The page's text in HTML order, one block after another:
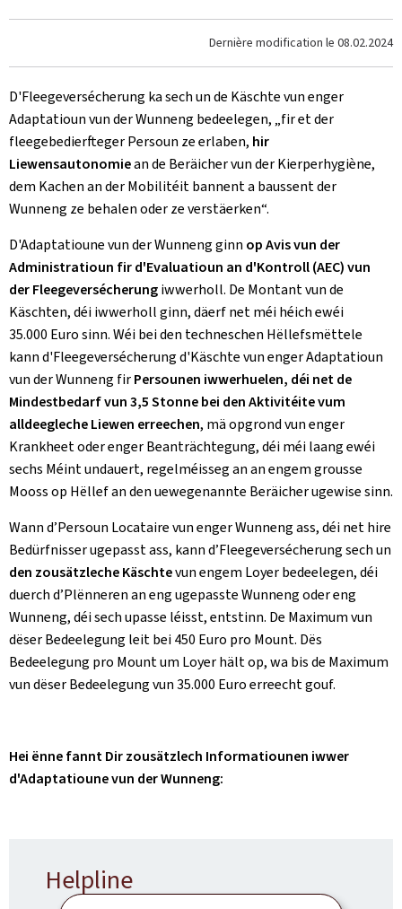
Dernière modification le 08.02.2024
D'Fleegeversécherung ka sech un de Käschte vun enger
Adaptatioun vun der Wunneng bedeelegen, „fir et der
fleegebedierfteger Persoun ze erlaben, hir
Liewensautonomiean de Beräicher vun der Kierperhygiène,
dem Kachen an der Mobilitéit bannent a baussent der
Wunneng ze behalen oder ze verstäerken“.
D'Adaptatioune vun der Wunneng ginn op Avis vun der
Administratioun fir d'Evaluatioun an d'Kontroll (AEC) vun
der Fleegeversécherungiwwerholl. De Montant vun de
Käschten, déi iwwerholl ginn, däerf net méi héich ewéi
35.000 Euro sinn. Wéi bei den techneschen Hëllefsmëttele
kann d'Fleegeversécherung d'Käschte vun enger Adaptatioun
vun der Wunneng firPersounen iwwerhuelen, déi net de
Mindestbedarf vun 3,5 Stonne bei den Aktivitéite vum
alldeegleche Liewen erreechen, mä opgrond vun enger
Krankheet oder enger Beanträchtegung, déi méi laang ewéi
sechs Méint undauert, regelméisseg an an engem grousse
Mooss op Hëllef an den uewegenannte Beräicher ugewise sinn.
Wann d’Persoun Locataire vun enger Wunneng ass, déi net hire
Bedürfnisser ugepasst ass, kann d’Fleegeversécherung sech un
den zousätzleche Käschtevun engem Loyer bedeelegen, déi
duerch d’Plënneren an eng ugepasste Wunneng oder eng
Wunneng, déi sech upasse léisst, entstinn. De Maximum vun
dëser Bedeelegung leit bei 450 Euro pro Mount. Dës
Bedeelegung pro Mount um Loyer hält op, wa bis de Maximum
vun dëser Bedeelegung vun 35.000 Euro erreecht gouf.
Hei ënne fannt Dir zousätzlech Informatiounen iwwer
d'Adaptatioune vun der Wunneng:
Helpline